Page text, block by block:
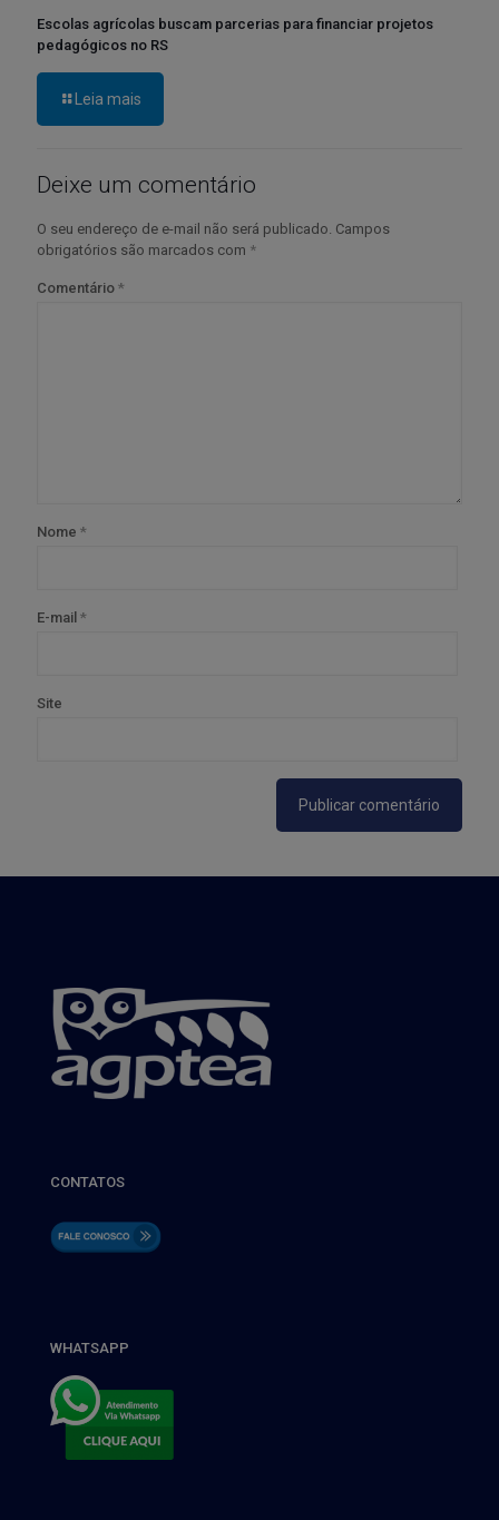
Escolas agrícolas buscam parcerias para financiar projetos
pedagógicos no RS
Leia mais
Deixe um comentário
O seu endereço de e-mail não será publicado. Campos
obrigatórios são marcados com *
Comentário *
Nome *
E-mail *
Site
CONTATOS
WHATSAPP